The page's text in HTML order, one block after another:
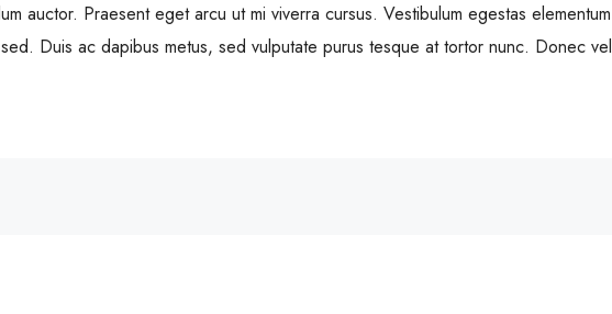
auctor. Praesent eget arcu ut mi viverra cursus. Vestibulum egestas elementum
Duis ac dapibus metus, sed vulputate purus tesque at tortor nunc. Donec vel